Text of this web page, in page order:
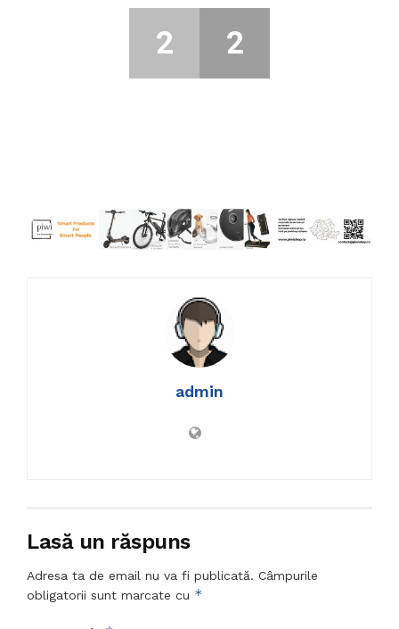
2 2
admin
Lasă un răspuns
Adresa ta de email nu va fi publicată. Câmpurile
obligatorii sunt marcate cu *